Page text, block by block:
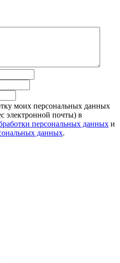
моих персональных данных
электронной почты) в
персональных данных и
данных.